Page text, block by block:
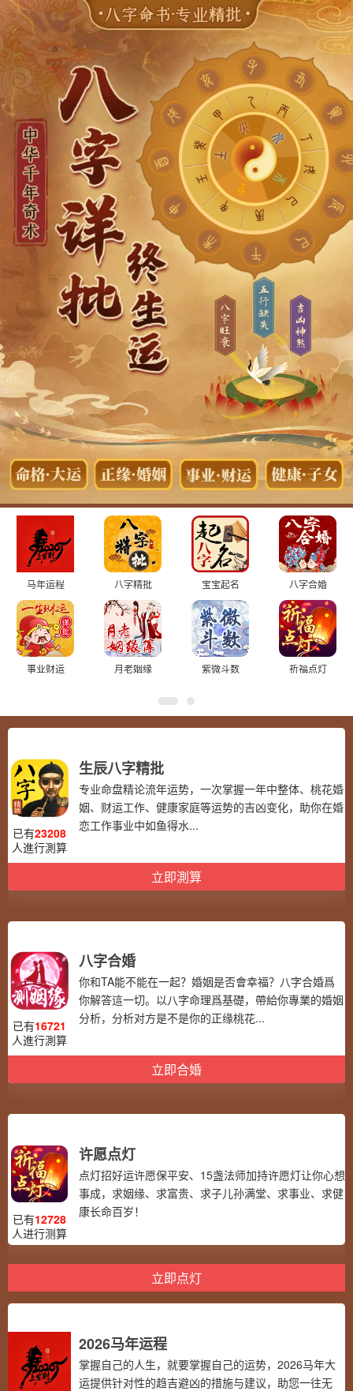
马年运程 八字精批 宝宝起名 八字合婚
事业财运 月老姻缘 紫微斗数 祈福点灯
已有23208
人進行測算
生辰八字精批
专业命盘精论流年运势，一次掌握一年中整体、桃花婚
姻、财运工作、健康家庭等运势的吉凶变化，助你在婚
恋工作事业中如鱼得水...
立即測算
已有16721
人進行測算
八字合婚
你和TA能不能在一起？婚姻是否會幸福？八字合婚爲
你解答這一切。以八字命理爲基礎，帶給你專業的婚姻
分析，分析对方是不是你的正缘桃花...
立即合婚
已有12728
人进行测算
许愿点灯
点灯招好运许愿保平安、15盏法师加持许愿灯让你心想
事成，求姻缘、求富贵、求子儿孙满堂、求事业、求健
康长命百岁！
立即点灯
2026马年运程
掌握自己的人生，就要掌握自己的运势，2026马年大
运提供针对性的趋吉避凶的措施与建议，助您一往无